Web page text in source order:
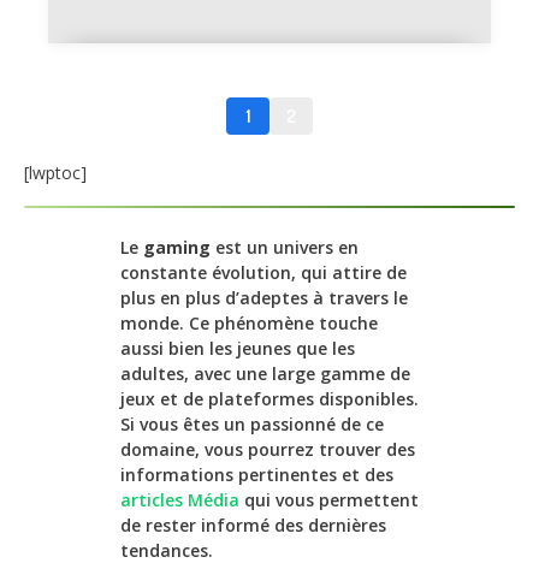
vraiment utiles ?
1
[lwptoc]
Le gaming est un univers en
constante évolution, qui attire de
plus en plus d’adeptes à travers le
monde. Ce phénomène touche
aussi bien les jeunes que les
adultes, avec une large gamme de
jeux et de plateformes disponibles.
Si vous êtes un passionné de ce
domaine, vous pourrez trouver des
informations pertinentes et des
articles Média qui vous permettent
de rester informé des dernières
tendances.